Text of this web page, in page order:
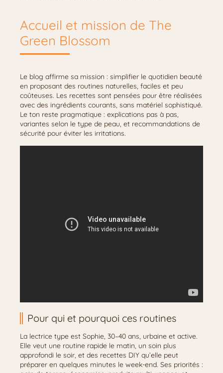
Accueil et mission de The
Green Blossom
Le blog affirme sa mission : simplifier le quotidien beauté
en proposant des routines naturelles, faciles et peu
coûteuses. Les recettes sont pensées pour être réalisées
avec des ingrédients courants, sans matériel sophistiqué.
Le ton reste pragmatique : explications pas à pas,
variantes selon le type de peau, et recommandations de
sécurité pour éviter les irritations.
Pour qui et pourquoi ces routines
La lectrice type est Sophie, 30–40 ans, urbaine et active.
Elle veut une routine rapide le matin, un soin plus
approfondi le soir, et des recettes DIY qu’elle peut
préparer en quelques minutes le week-end. Ses priorités :